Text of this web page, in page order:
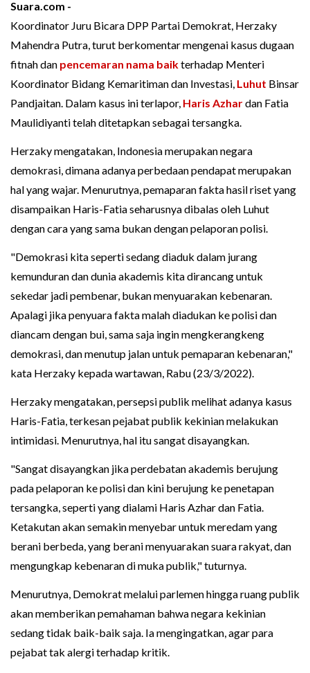
Suara.com -
Koordinator Juru Bicara DPP Partai Demokrat, Herzaky
Mahendra Putra, turut berkomentar mengenai kasus dugaan
fitnah dan pencemaran nama baikterhadap Menteri
Koordinator Bidang Kemaritiman dan Investasi, Luhut Binsar
Pandjaitan. Dalam kasus ini terlapor, Haris Azhardan Fatia
Maulidiyanti telah ditetapkan sebagai tersangka.
Herzaky mengatakan, Indonesia merupakan negara
demokrasi, dimana adanya perbedaan pendapat merupakan
hal yang wajar. Menurutnya, pemaparan fakta hasil riset yang
disampaikan Haris-Fatia seharusnya dibalas oleh Luhut
dengan cara yang sama bukan dengan pelaporan polisi.
"Demokrasi kita seperti sedang diaduk dalam jurang
kemunduran dan dunia akademis kita dirancang untuk
sekedar jadi pembenar, bukan menyuarakan kebenaran.
Apalagi jika penyuara fakta malah diadukan ke polisi dan
diancam dengan bui, sama saja ingin mengkerangkeng
demokrasi, dan menutup jalan untuk pemaparan kebenaran,"
kata Herzaky kepada wartawan, Rabu (23/3/2022).
Herzaky mengatakan, persepsi publik melihat adanya kasus
Haris-Fatia, terkesan pejabat publik kekinian melakukan
intimidasi. Menurutnya, hal itu sangat disayangkan.
"Sangat disayangkan jika perdebatan akademis berujung
pada pelaporan ke polisi dan kini berujung ke penetapan
tersangka, seperti yang dialami Haris Azhar dan Fatia.
Ketakutan akan semakin menyebar untuk meredam yang
berani berbeda, yang berani menyuarakan suara rakyat, dan
mengungkap kebenaran di muka publik," tuturnya.
Menurutnya, Demokrat melalui parlemen hingga ruang publik
akan memberikan pemahaman bahwa negara kekinian
sedang tidak baik-baik saja. Ia mengingatkan, agar para
pejabat tak alergi terhadap kritik.